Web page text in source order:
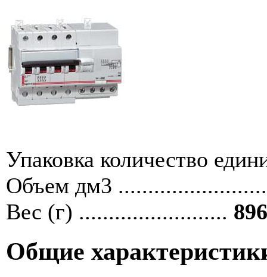
Упаковка количество
Объем дм3
Вес (г) .........................
Общие